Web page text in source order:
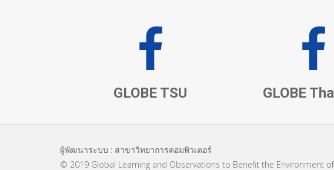
GLOBE TSU GLOBE
ผู้พัฒนาระบบ : สาขาวิทยาการคอมพิวเตอร์
© 2019 Global Learning and Observations to Benefit the Environment